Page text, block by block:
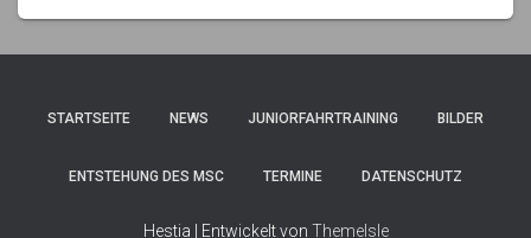
STARTSEITE NEWS JUNIORFAHRTRAINING BILDER
ENTSTEHUNG DES MSC TERMINE DATENSCHUTZ
Hestia | Entwickelt von ThemeIsle